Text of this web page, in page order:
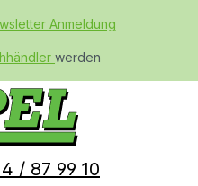
Anmeldung
werden
/ 87 99 10